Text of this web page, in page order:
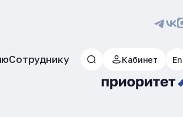
Сотруднику Кабинет En